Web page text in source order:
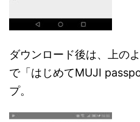
ダウンロード後は、上の
で「はじめてMUJI
プ。